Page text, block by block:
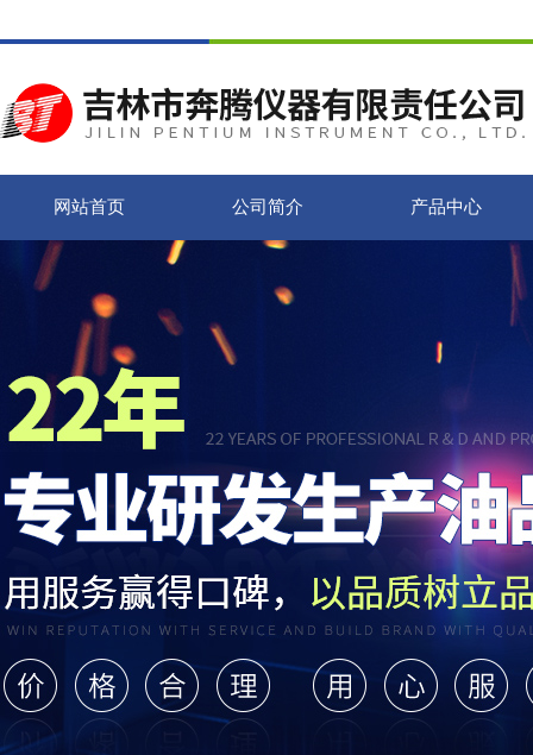
网站首页 公司简介 产品中心